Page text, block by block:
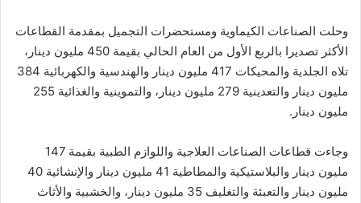
وحلت الصناعات الكيماوية ومستحضرات التجميل بمقدمة القطاعات
الأكثر تصديرا بالربع الأول من العام الحالي بقيمة 450 مليون دينار،
تلاه الجلدية والمحيكات 417 مليون دينار والهندسية والكهربائية 384
مليون دينار والتعدينية 279 مليون دينار، والتموينية والغذائية 255
مليون دينار.
وجاءت قطاعات الصناعات العلاجية واللوازم الطبية بقيمة 147
مليون دينار والبلاستيكية والمطاطية 41 مليون دينار والإنشائية 40
مليون دينار والتعبئة والتغليف 35 مليون دينار، والخشبية والأثاث